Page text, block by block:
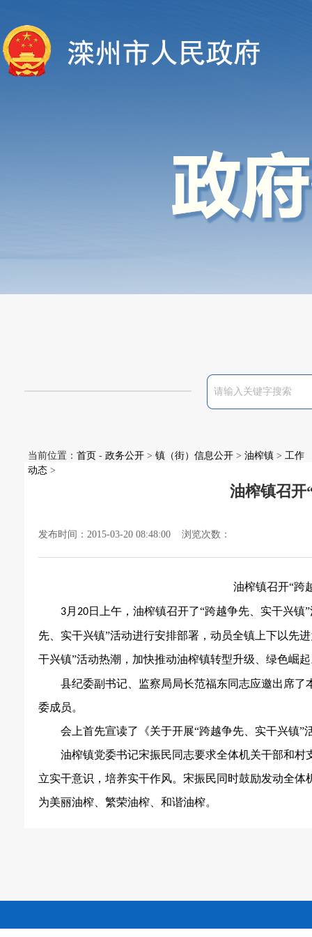
当前位置： 首页 - 政务公开 > 镇（街）信息公开 > 油榨镇 > 工作
动态 >
油榨镇召开
发布时间：2015-03-20 08:48:00 浏览次数：
油榨镇召开“跨
3月 20日上午，油榨镇召开了“跨越争先、实干兴镇
先、实干兴镇”活动进行安排部署，动员全镇上下以先
干兴镇”活动热潮，加快推动油榨镇转型升级、绿色崛
县纪委副书记、监察局局长范福东同志应邀出席
委成员。
会上首先宣读了《关于开展“跨越争先、实干兴镇
油榨镇党委书记宋振民同志要求全体机关干部和
立实干意识，培养实干作风。宋振民同时鼓励发动全
为美丽油榨、繁荣油榨、和谐油榨。